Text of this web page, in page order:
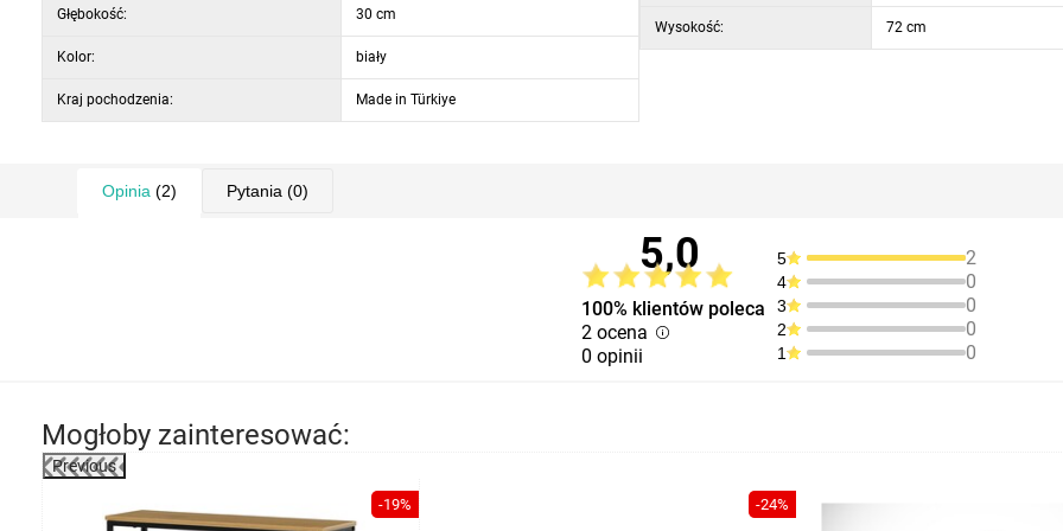
Głębokość: 30 cm
Kolor: biały
Kraj pochodzenia: Made in Türkiye
Wysokość: 72 cm
Opinia (2) Pytania (0)
5,0
100% klientów poleca
2 ocena
0 opinii
5 2
4 0
3 0
2 0
1 0
Mogłoby zainteresować:
Previous
-19% -24%